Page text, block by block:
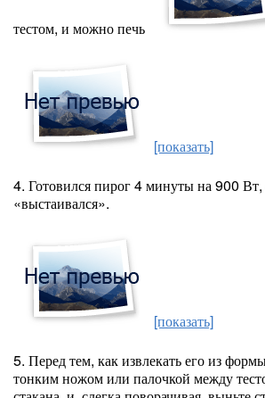
тестом, и можно печь
[показать]
4. Готовился пирог 4 минуты на 900
«выстаивался».
[показать]
5. Перед тем, как извлекать его из
тонким ножом или палочкой между